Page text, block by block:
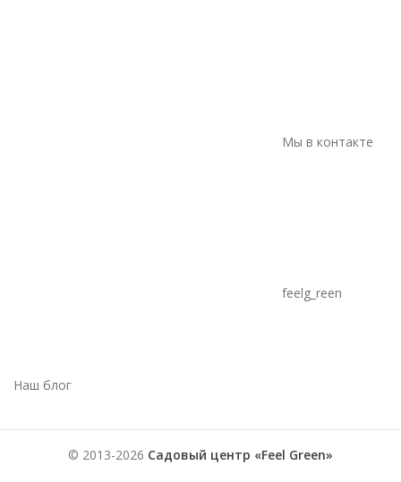
Мы в контакте
feelg_reen
Наш блог
© 2013-2026 Садовый центр «Feel Green»